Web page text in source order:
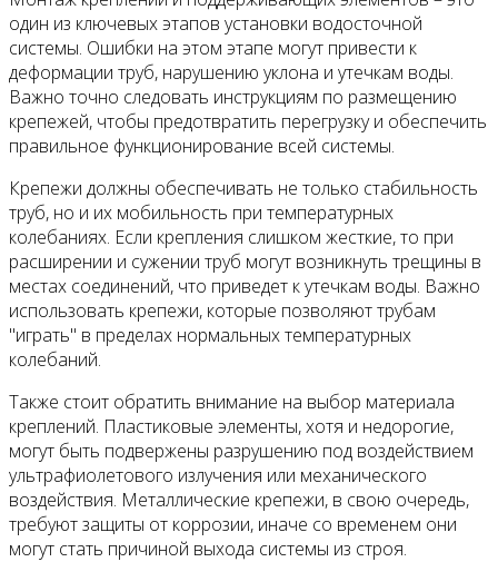
один из ключевых этапов установки водосточной
системы. Ошибки на этом этапе могут привести к
деформации труб, нарушению уклона и утечкам воды.
Важно точно следовать инструкциям по размещению
крепежей, чтобы предотвратить перегрузку и обеспечить
правильное функционирование всей системы.
Крепежи должны обеспечивать не только стабильность
труб, но и их мобильность при температурных
колебаниях. Если крепления слишком жесткие, то при
расширении и сужении труб могут возникнуть трещины в
местах соединений, что приведет к утечкам воды. Важно
использовать крепежи, которые позволяют трубам
"играть" в пределах нормальных температурных
колебаний.
Также стоит обратить внимание на выбор материала
креплений. Пластиковые элементы, хотя и недорогие,
могут быть подвержены разрушению под воздействием
ультрафиолетового излучения или механического
воздействия. Металлические крепежи, в свою очередь,
требуют защиты от коррозии, иначе со временем они
могут стать причиной выхода системы из строя.